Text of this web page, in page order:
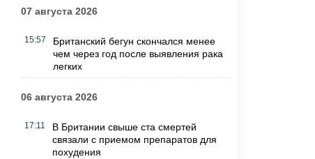
07 августа 2026
15:57
Британский бегун скончался менее
чем через год после выявления рака
легких
06 августа 2026
17:11
В Британии свыше ста смертей
связали с приемом препаратов для
похудения